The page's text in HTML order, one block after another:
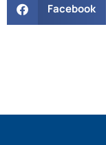
Facebook